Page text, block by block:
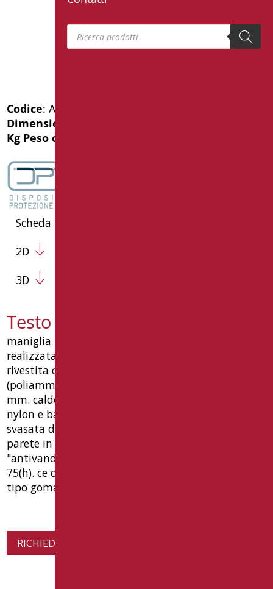
Codice: AN-M40/01
Dimensioni
Kg Peso confezione
Scheda Tecnica
2D
3D
Testo capitolato AN-M40/01
maniglia lineare di sicurezza cm.40 ø35 mm.
realizzata in tubo di alluminio spessore 2 mm.
rivestita con materiale termoplastico nylon
(poliammide 6) colore bianco ral 9016, spessore 2
mm. caldo al tatto, unita con giunti di innesto in
nylon e barra filettata in acciaio, completa di: vite
svasata di unione ø8 mm, piattelli per fissaggio a
parete in nylon, a 6 fori, rosoni ø75 mm funzione
"antivandalo". dimensioni mm 400(l) x 85(p) x
75(h). ce dispositivo medicale, garanzia 10 anni.
tipo goman codice an-m40/01
RICHIEDI INFORMAZIONI SUL PRODOTTO
Products search